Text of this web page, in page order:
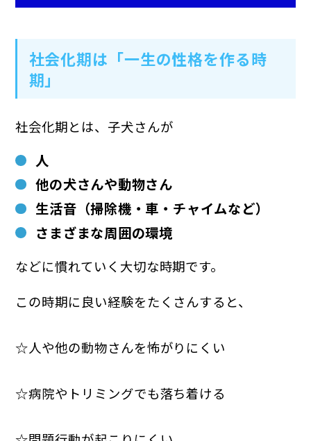
社会化期は「一生の性格を作る時
期」
社会化期とは、子犬さんが
人
他の犬さんや動物さん
生活音（掃除機・車・チャイムなど）
さまざまな周囲の環境
などに慣れていく大切な時期です。
この時期に良い経験をたくさんすると、
☆人や他の動物さんを怖がりにくい
☆病院やトリミングでも落ち着ける